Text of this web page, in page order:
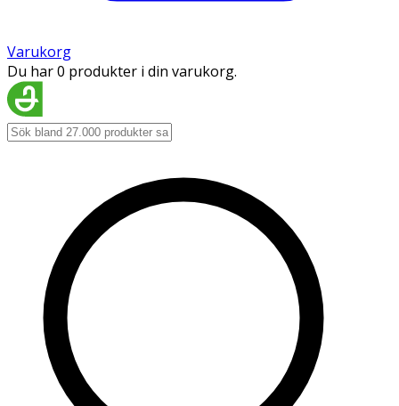
Varukorg
Du har 0 produkter i din varukorg.